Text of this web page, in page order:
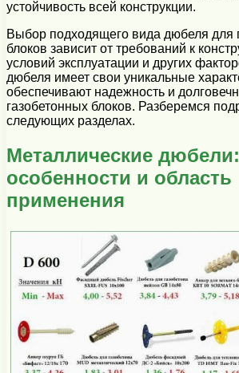
устойчивость всей конструкции.
Выбор подходящего вида дюбеля для
блоков зависит от требований к
условий эксплуатации и других
дюбеля имеет свои уникальные
обеспечивают надежность и
газобетонных блоков. Разберемся
следующих разделах.
Металлические дюбели:
особенности и область
применения